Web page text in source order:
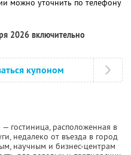
можно уточнить по телефону
2026 включительно
купоном
гостиница, расположенная в
недалеко от въезда в город
научным и бизнес-центрам